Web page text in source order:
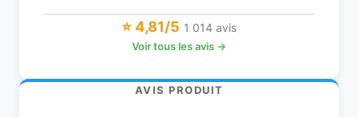
⭐ 4,81/5 1 014 avis
Voir tous les avis →
AVIS PRODUIT